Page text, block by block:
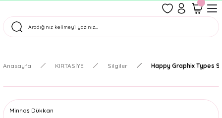
Tüm Siparişler Aynı Gün Kargoda!
Anasayfa KIRTASİYE Silgiler Happy Graphix Types
Minnoş Dükkan